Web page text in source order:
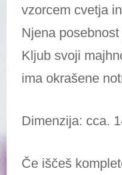
vzorcem cvetja
Njena
Kljub svoji
ima okrašene
Dimenzija: cca.
Če iščeš